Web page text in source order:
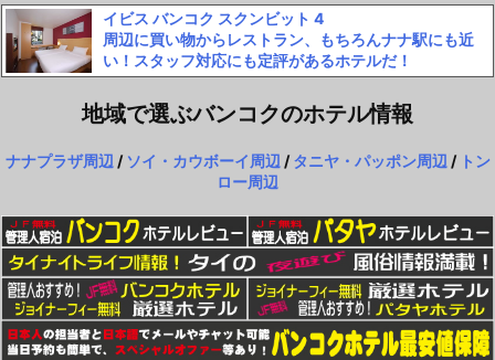
イビス バンコク スクンビット 4
周辺に買い物からレストラン、もちろんナナ駅にも近
い！スタッフ対応にも定評があるホテルだ！
地域で選ぶバンコクのホテル情報
ナナプラザ周辺 / ソイ・カウボーイ周辺 /タニヤ・パッポン周辺 / トン
ロー周辺